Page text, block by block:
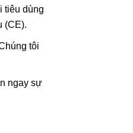
tiêu dùng
(CE).
tôi
ngay sự